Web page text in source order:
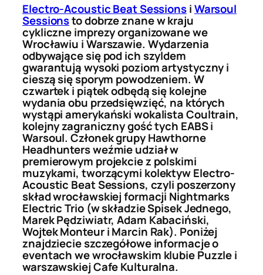
Electro-Acoustic Beat SessionsiWarsoul
Sessionsto dobrze znane w kraju
cykliczne imprezy organizowane we
Wrocławiu i Warszawie. Wydarzenia
odbywające się pod ich szyldem
gwarantują wysoki poziom artystyczny i
cieszą się sporym powodzeniem. W
czwartek i piątek odbędą się kolejne
wydania obu przedsięwzięć, na których
wystąpi amerykański wokalista Coultrain,
kolejny zagraniczny gość tych EABS i
Warsoul. Członek grupy Hawthorne
Headhunters weźmie udział w
premierowym projekcie z polskimi
muzykami, tworzącymi kolektyw Electro-
Acoustic Beat Sessions, czyli poszerzony
skład wrocławskiej formacji Nightmarks
Electric Trio (w składzie Spisek Jednego,
Marek Pędziwiatr, Adam Kabaciński,
Wojtek Monteur i Marcin Rak). Poniżej
znajdziecie szczegółowe informacje o
eventach we wrocławskim klubie Puzzle i
warszawskiej Cafe Kulturalna.